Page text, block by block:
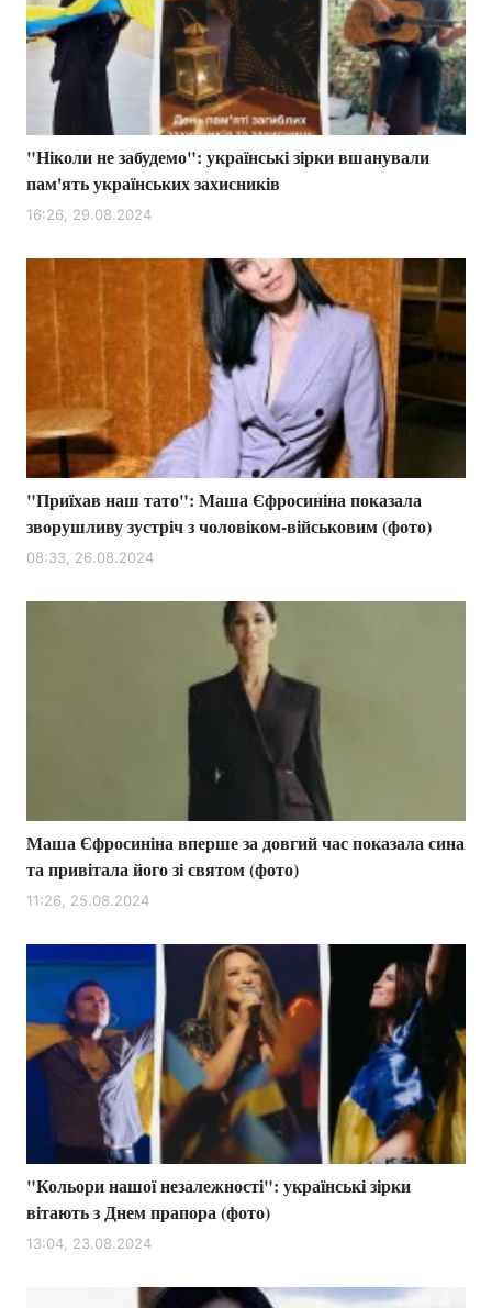
"Ніколи не забудемо": українські зірки вшанували
пам'ять українських захисників
16:26, 29.08.2024
"Приїхав наш тато": Маша Єфросиніна показала
зворушливу зустріч з чоловіком-військовим (фото)
08:33, 26.08.2024
Маша Єфросиніна вперше за довгий час показала сина
та привітала його зі святом (фото)
11:26, 25.08.2024
"Кольори нашої незалежності": українські зірки
вітають з Днем прапора (фото)
13:04, 23.08.2024